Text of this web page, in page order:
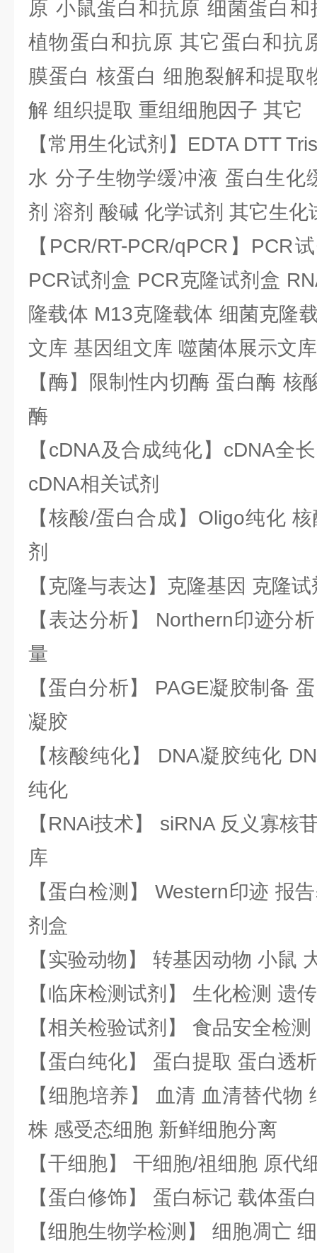
原 小鼠蛋白和抗原 细菌蛋白
植物蛋白和抗原 其它蛋白和抗
膜蛋白 核蛋白 细胞裂解和提取
解 组织提取 重组细胞因子 其它
【常用生化试剂】EDTA DTT
水 分子生物学缓冲液 蛋白生化
剂 溶剂 酸碱 化学试剂 其它生化
【PCR/RT-PCR/qPCR】PCR
PCR试剂盒 PCR克隆试剂盒
隆载体 M13克隆载体 细菌克隆
文库 基因组文库 噬菌体展示文库
【酶】限制性内切酶 蛋白酶 核
酶
【cDNA及合成纯化】cDNA全
cDNA相关试剂
【核酸/蛋白合成】Oligo纯化
剂
【克隆与表达】克隆基因 克隆
【表达分析】 Northern印迹分
量
【蛋白分析】 PAGE凝胶制备
凝胶
【核酸纯化】 DNA凝胶纯化
纯化
【RNAi技术】 siRNA 反义寡核
库
【蛋白检测】 Western印迹 报
剂盒
【实验动物】 转基因动物 小鼠
【临床检测试剂】 生化检测 遗
【相关检验试剂】 食品安全检
【蛋白纯化】 蛋白提取 蛋白透
【细胞培养】 血清 血清替代物
株 感受态细胞 新鲜细胞分离
【干细胞】 干细胞/祖细胞 原代
【蛋白修饰】 蛋白标记 载体蛋
【细胞生物学检测】 细胞凋亡